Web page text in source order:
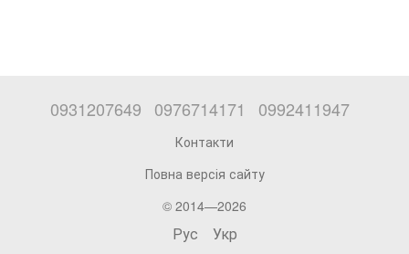
0931207649 0976714171 0992411947
Контакти
Повна версія сайту
© 2014—2026
Рус Укр